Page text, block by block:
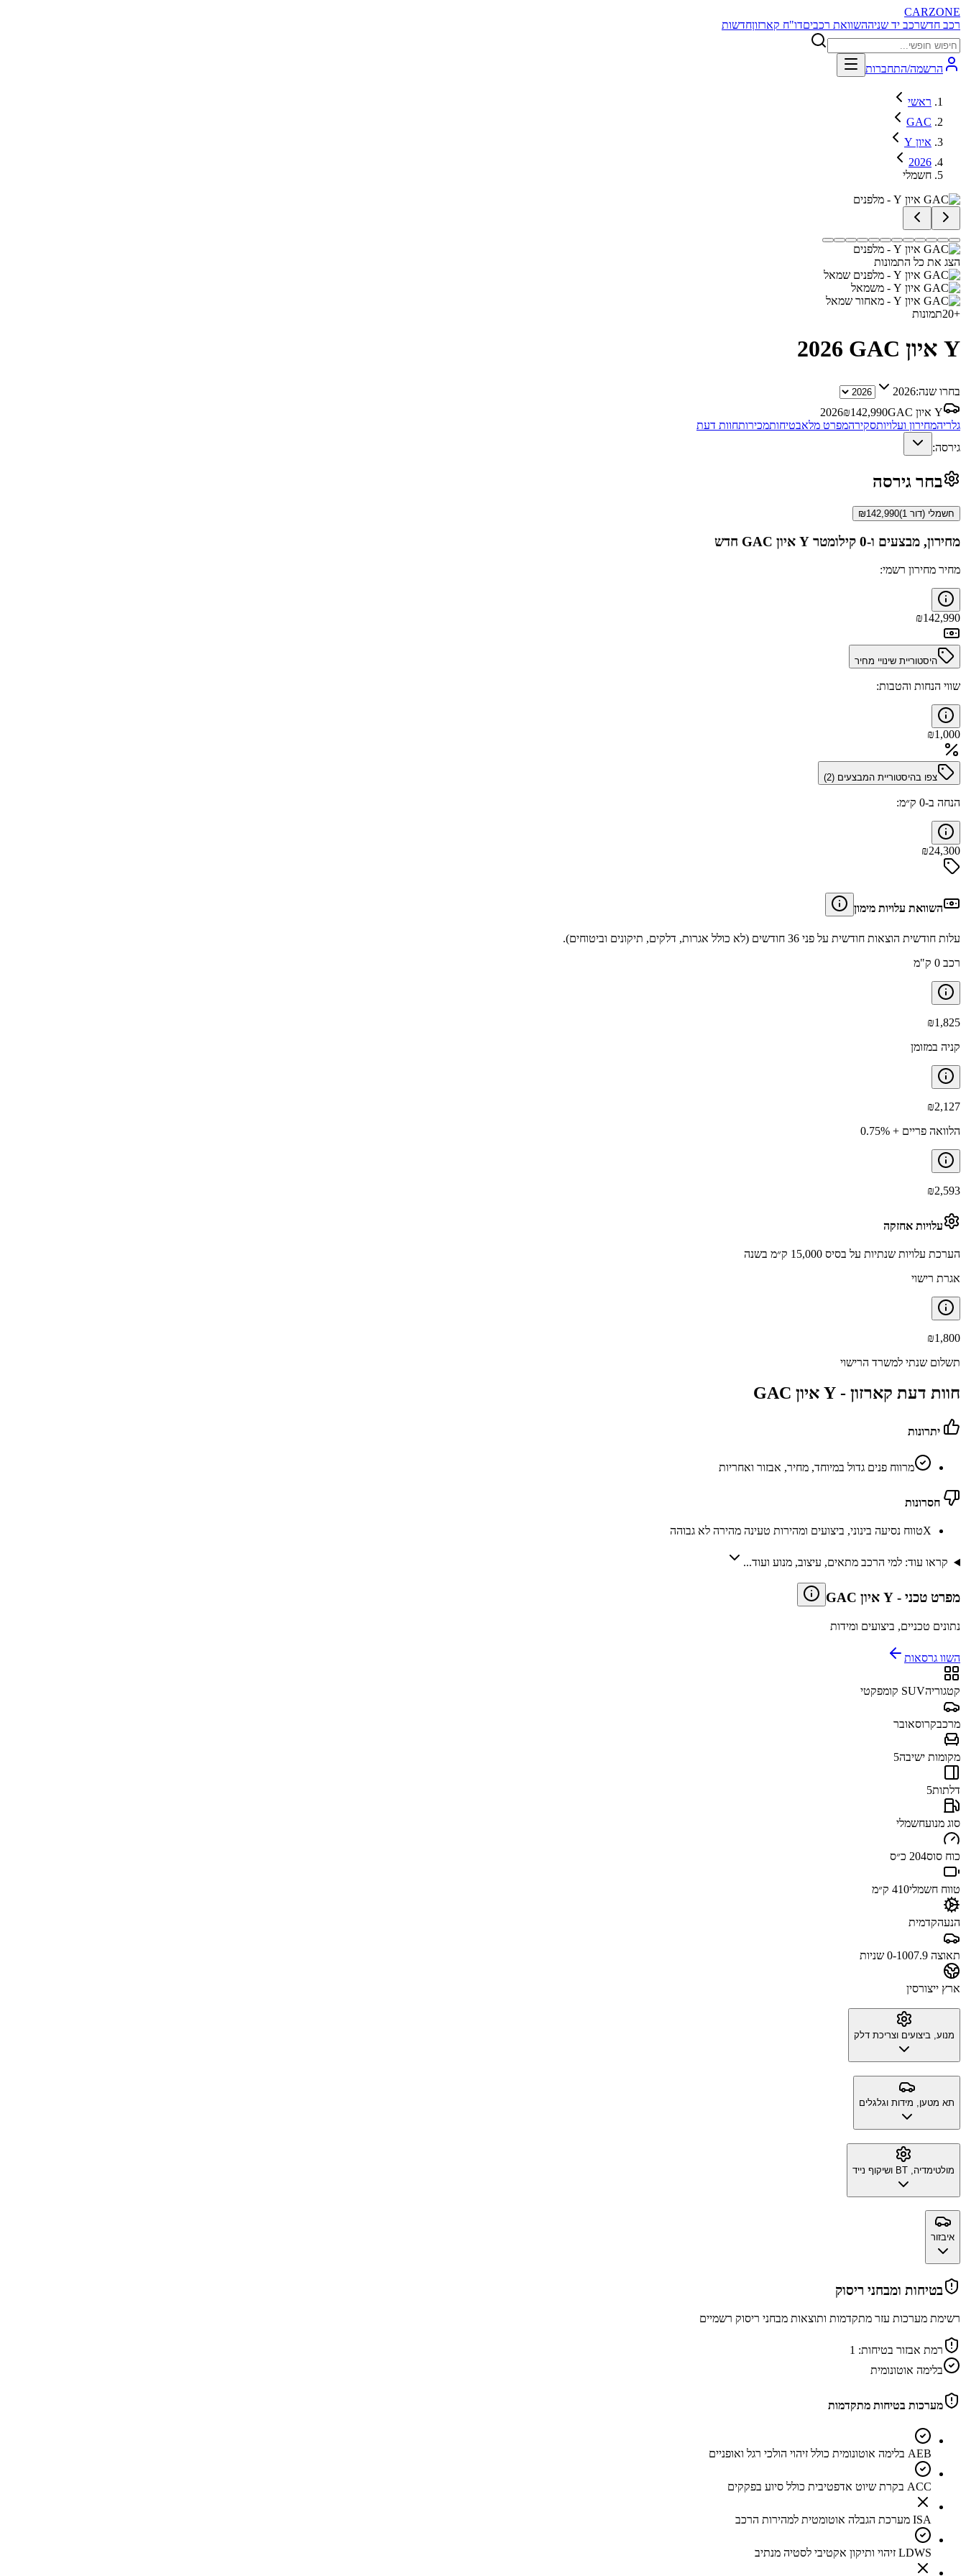
CARZONE
רכב חדשרכב יד שניההשוואת רכביםדו"ח קארזוןחדשות
הרשמה/התחברות
ראשי
GAC
איון Y
2026
חשמלי
הצג את כל התמונות
+
20תמונות
GAC איון Y 2026
בחרו שנה:2026
GAC איון Y
2026₪142,990
גלריהמחירון ועלויותסקירהמפרט מלאבטיחותמכירותחוות דעת
גירסה:
בחר גירסה
חשמלי (דור 1) ₪142,990
מחירון, מבצעים ו-0 קילומטר GAC איון Y חדש
מחיר מחירון רשמי:
₪142,990
היסטוריית שינויי מחיר
שווי הנחות והטבות:
₪1,000
צפו בהיסטוריית המבצעים (2
)
הנחה ב-0 ק״מ:
₪24,300
השוואת עלויות מימון
עלות חודשית הוצאות חודשית על פני 36 חודשים (לא כולל אגרות, דלקים, תיקונים וביטוחים).
רכב 0 ק"מ
₪1,825
קניה במזומן
₪2,127
הלוואה פריים + 0.75%
₪2,593
עלויות אחזקה
הערכת עלויות שנתיות על בסיס 15,000 ק״מ בשנה
אגרת רישוי
₪1,800
תשלום שנתי למשרד הרישוי
חוות דעת קארזון - GAC איון Y
יתרונות
מרווח פנים גדול במיוחד, מחיר, אבזור ואחריות
חסרונות
Xטווח נסיעה בינוני, ביצועים ומהירות טעינה מהירה לא גבוהה
קראו עוד: למי הרכב מתאים, עיצוב, מנוע ועוד...
מפרט טכני - GAC איון Y
נתונים טכניים, ביצועים ומידות
השוו גרסאות
קטגוריהSUV קומפקטי
מרכבקרוסאובר
מקומות ישיבה5
דלתות5
סוג מנועחשמלי
כוח סוס204 כ״ס
טווח חשמלי410 ק״מ
הנעהקדמית
תאוצה 0-100 7.9 שניות
ארץ ייצורסין
מנוע, ביצועים וצריכת דלק
תא מטען, מידות וגלגלים
מולטימדיה, BT ושיקוף נייד
איבזור
בטיחות ומבחני ריסוק
רשימת מערכות עזר מתקדמות ותוצאות מבחני ריסוק רשמיים
רמת אבזור בטיחות: 1
בלימה אוטונומית
מערכות בטיחות מתקדמות
AEB בלימה אוטונומית כולל זיהוי הולכי רגל ואופניים
ACC בקרת שיוט אדפטיבית כולל סיוע בפקקים
ISA מערכת הגבלה אוטומטית למהירות הרכב
LDWS זיהוי ותיקון אקטיבי לסטיה מנתיב